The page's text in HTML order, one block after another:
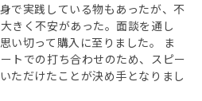
で実践している物もあったが、不
きく不安があった。面談を通し
い切って購入に至りました。 ま
トでの打ち合わせのため、スピー
ただけたことが決め手となりまし